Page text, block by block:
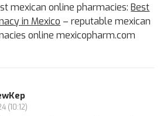
mexican online pharmacies:Best
in Mexico – reputable mexican
online mexicopharm.com
(10:12)